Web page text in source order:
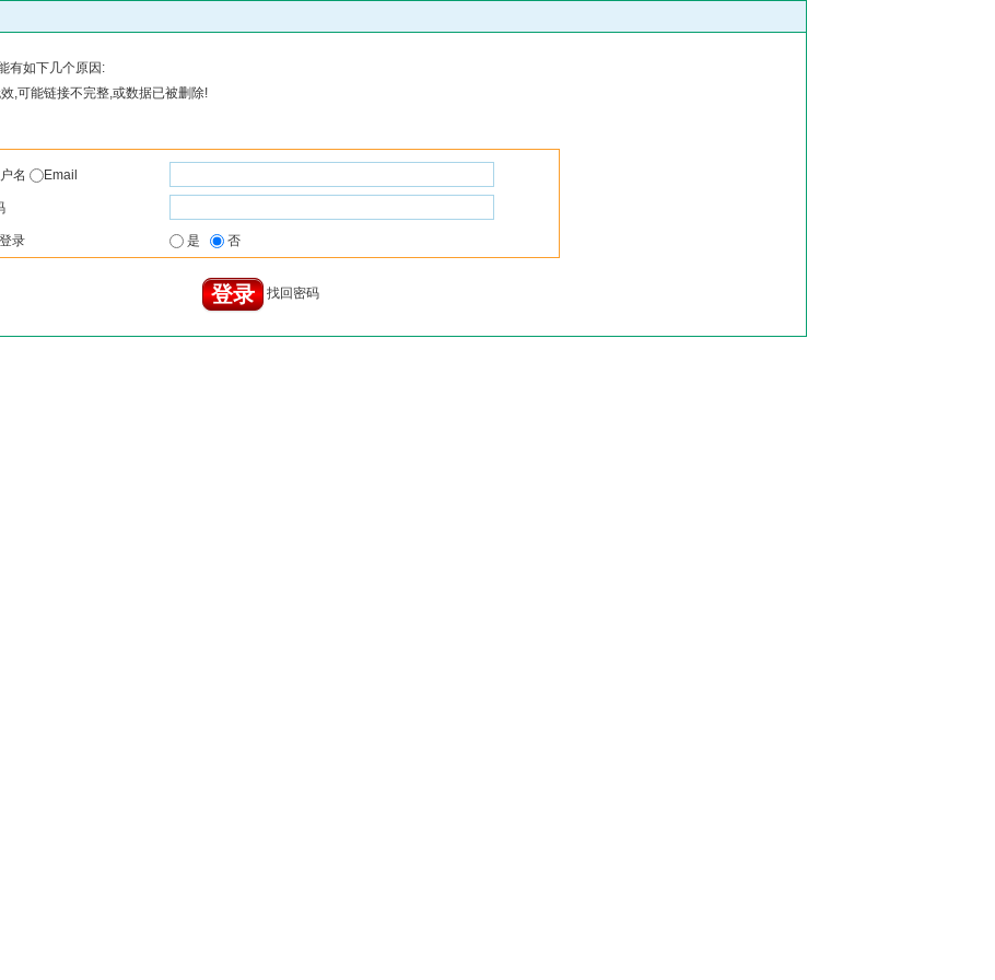
有如下几个原因:
,可能链接不完整,或数据已被删除!
名
Email
录 是 否
找回密码